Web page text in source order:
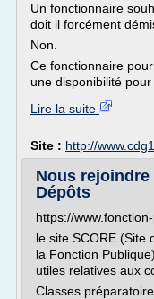
Un fonctionnaire
doit il forcément
Non.
Ce fonctionnaire
une disponibilité pour
Lire la suite
Site : http://
Nous rejoindre
Dépôts
https://
le site SCORE (Site
la Fonction
utiles relatives aux
Classes